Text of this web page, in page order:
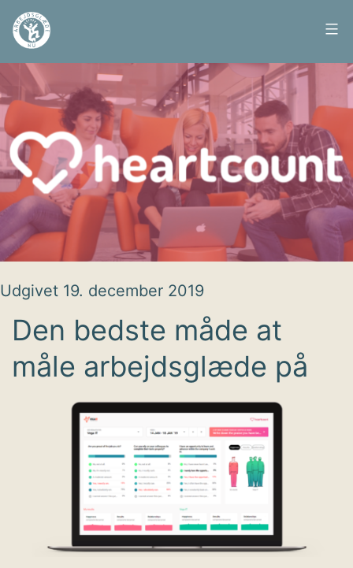
Fortsæt
indhold
Arbejdsglæde
nu
Udgivet 19. december 2019
Den bedste måde at
måle arbejdsglæde på